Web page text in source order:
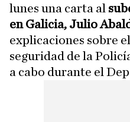
lunes una carta al
en Galicia, Julio
explicaciones sobre
seguridad de la
a cabo durante el